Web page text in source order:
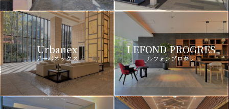
Urbanex
アーバネックス
LEFOND PROGRES
ルフォンプログレ